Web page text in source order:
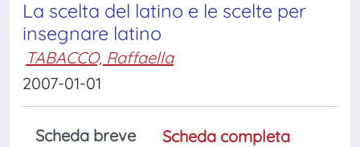
La scelta del latino e le scelte per
insegnare latino
TABACCO, Raffaella
2007-01-01
Scheda breve
Scheda completa